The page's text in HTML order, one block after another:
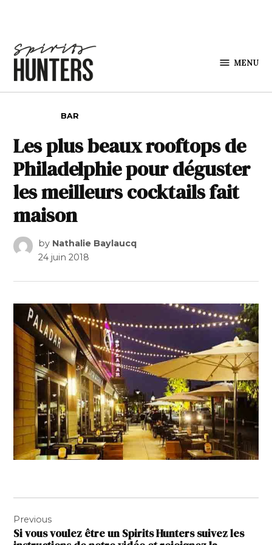
MENU
BAR
Les plus beaux rooftops de
Philadelphie pour déguster
les meilleurs cocktails fait
maison
by Nathalie Baylaucq
24 juin 2018
de
Previous
Si vous voulez être un Spirits Hunters suivez les